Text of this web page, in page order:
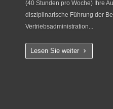
(40 Stunden pro Woche) Ihre
disziplinarische Führung der
Vertriebsadministration...
Lesen Sie weiter